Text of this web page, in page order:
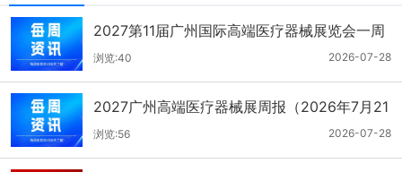
2027第11届广州国际高端医疗器械展览会一周
报（7.22-7.28）
2026-07-28
浏览:40
2027广州高端医疗器械展周报（2026年7月21
-27日）
2026-07-28
浏览:56